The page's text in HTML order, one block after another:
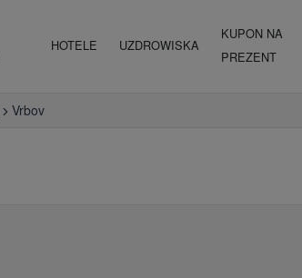
HOTELE UZDROWISKA
KUPON NA
PREZENT
Vrbov